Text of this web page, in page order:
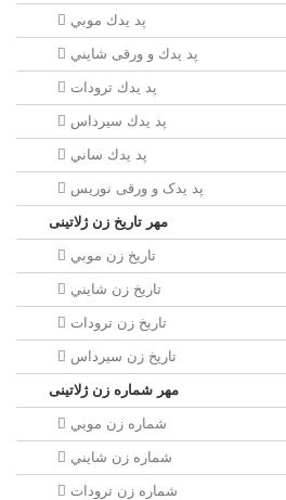
پد يدك موبي
پد يدك و ورقی شايني
پد يدك ترودات
پد يدك سيرداس
پد يدك ساني
پد یدک و ورقی نوریس
مهر تاريخ زن ژلاتینی
تاريخ زن موبي
تاريخ زن شايني
تاريخ زن ترودات
تاريخ زن سيرداس
مهر شماره زن ژلاتینی
شماره زن موبي
شماره زن شايني
شماره زن ترودات